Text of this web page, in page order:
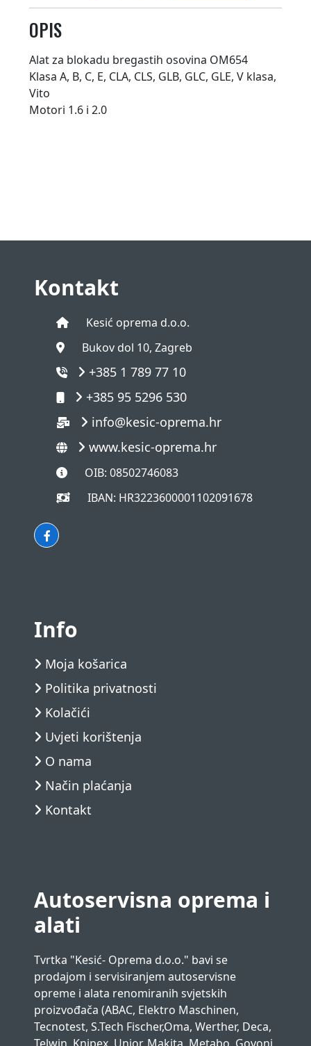
OPIS
Alat za blokadu bregastih osovina OM654
Klasa A, B, C, E, CLA, CLS, GLB, GLC, GLE, V klasa,
Vito
Motori 1.6 i 2.0
Kontakt
Kesić oprema d.o.o.
Bukov dol 10, Zagreb
+385 1 789 77 10
+385 95 5296 530
info@kesic-oprema.hr
www.kesic-oprema.hr
OIB: 08502746083
IBAN: HR3223600001102091678
Info
Moja košarica
Politika privatnosti
Kolačići
Uvjeti korištenja
O nama
Način plaćanja
Kontakt
Autoservisna oprema i
alati
Tvrtka "Kesić- Oprema d.o.o." bavi se
prodajom i servisiranjem autoservisne
opreme i alata renomiranih svjetskih
proizvođača (ABAC, Elektro Maschinen,
Tecnotest, S.Tech Fischer,Oma, Werther, Deca,